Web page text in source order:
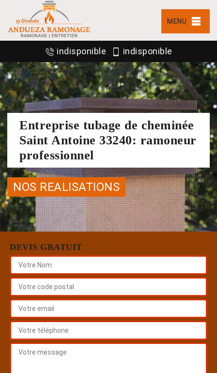
MENU
indisponible indisponible
Entreprise tubage de cheminée
Saint Antoine 33240: ramoneur
professionnel
NOS REALISATIONS
DEVIS GRATUIT